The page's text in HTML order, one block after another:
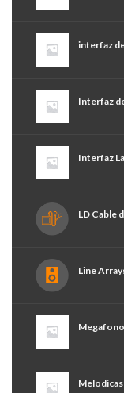
interfaz
Interfaz
Interfaz
LD Cable
Line
Melodicas